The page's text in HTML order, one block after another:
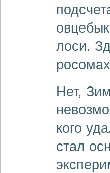
лоси.
Нет,
кого
стал